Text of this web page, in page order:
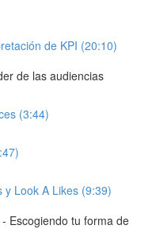
de KPI (20:10)
de las audiencias
(3:44)
y Look A Likes (9:39)
Escogiendo tu forma de